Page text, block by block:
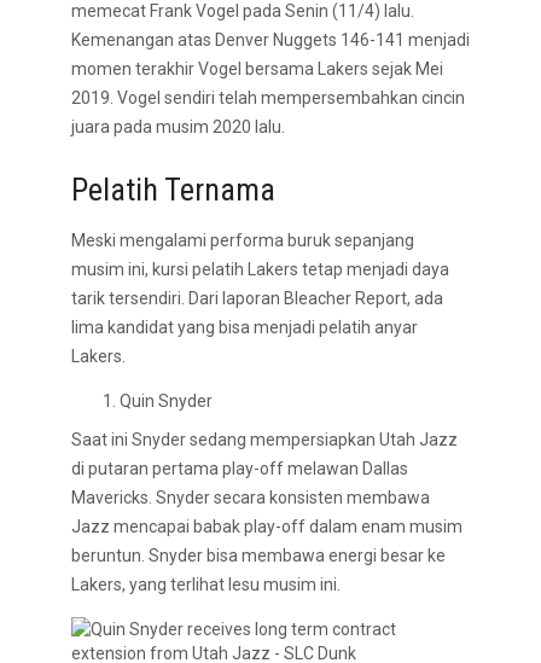
memecat Frank Vogel pada Senin (11/4) lalu.
Kemenangan atas Denver Nuggets 146-141 menjadi
momen terakhir Vogel bersama Lakers sejak Mei
2019. Vogel sendiri telah mempersembahkan cincin
juara pada musim 2020 lalu.
Pelatih Ternama
Meski mengalami performa buruk sepanjang
musim ini, kursi pelatih Lakers tetap menjadi daya
tarik tersendiri. Dari laporan Bleacher Report, ada
lima kandidat yang bisa menjadi pelatih anyar
Lakers.
Quin Snyder
Saat ini Snyder sedang mempersiapkan Utah Jazz
di putaran pertama play-off melawan Dallas
Mavericks. Snyder secara konsisten membawa
Jazz mencapai babak play-off dalam enam musim
beruntun. Snyder bisa membawa energi besar ke
Lakers, yang terlihat lesu musim ini.